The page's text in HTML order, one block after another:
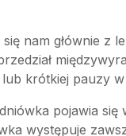
nam głównie z
krótkiej pauzy
pojawia
występuje